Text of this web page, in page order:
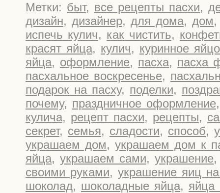
Метки: быт, все рецепты пасхи,
дизайн, дизайнер, для дома, дом
испечь кулич, как чистить,
красят яйца, кулич, куринное яйцо
яйца, оформление, пасха, пасха
пасхальное воскресенье,
подарок на пасху, поделки,
почему, праздничное оформление
кулича, рецепт пасхи, рецепты,
секрет, семья, сладости, способ,
украшаем дом, украшаем дом к
яйца, украшаем сами, украшение
своими руками, украшение яиц
шоколад, шоколадные яйца, яйца